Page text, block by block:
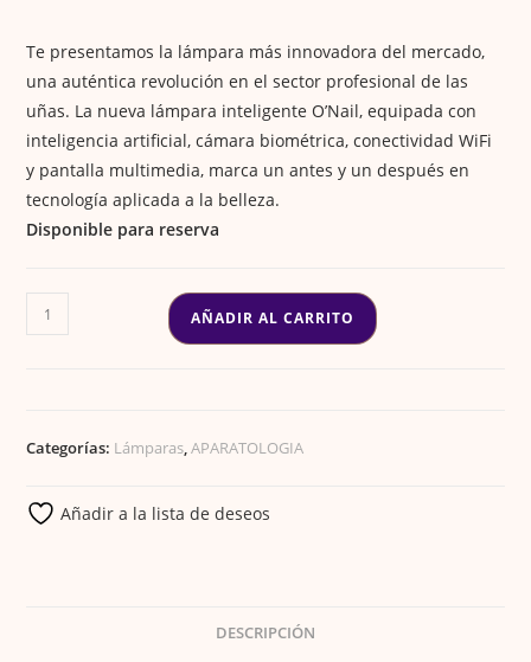
Te presentamos la lámpara más innovadora del mercado,
una auténtica revolución en el sector profesional de las
uñas. La nueva lámpara inteligente O’Nail, equipada con
inteligencia artificial, cámara biométrica, conectividad WiFi
y pantalla multimedia, marca un antes y un después en
tecnología aplicada a la belleza.
Disponible para reserva
LAMPARA
INTELIGENTE
AÑADIR AL CARRITO
Categorías: Lámparas,APARATOLOGIA
Añadir a la lista de deseos
DESCRIPCIÓN